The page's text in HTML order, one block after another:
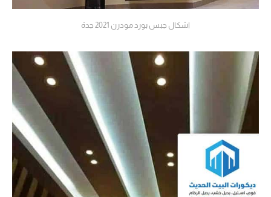
اشكال جبس بورد مودرن 2021 جدة